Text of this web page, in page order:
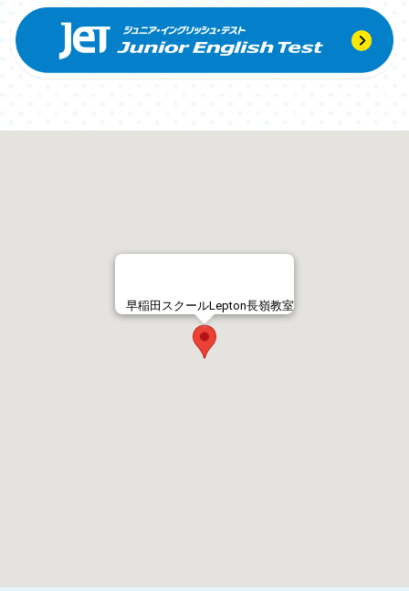
早稲田スクールLepton長嶺教室